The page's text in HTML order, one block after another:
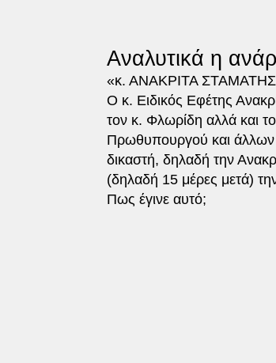
Αναλυτικά η
«κ. ΑΝΑΚΡΙΤΑ
Ο κ. Ειδικός Εφέτης
τον κ. Φλωρίδη αλλά και
Πρωθυπουργού και άλλων
δικαστή, δηλαδή την
(δηλαδή 15 μέρες μετά)
Πως έγινε αυτό;